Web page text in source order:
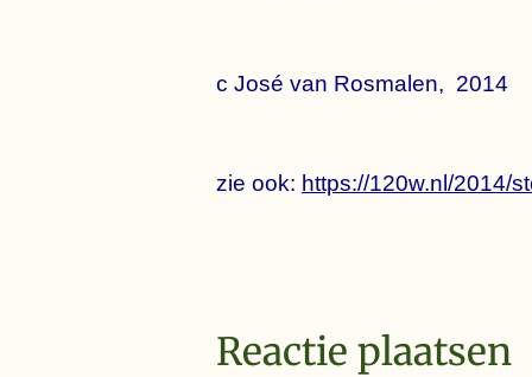
c José van Rosmalen, 2014
zie ook: https://120w.nl/2014/
Reactie plaatsen